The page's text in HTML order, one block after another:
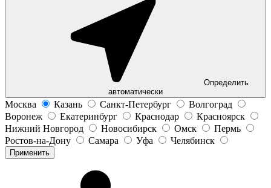
Определить
автоматически
Москва Казань Санкт-Петербург
Волгоград
Воронеж
Екатеринбург Краснодар
Красноярск
Нижний Новгород
Новосибирск Омск
Пермь
Ростов-на-Дону
Самара Уфа Челябинск
Применить